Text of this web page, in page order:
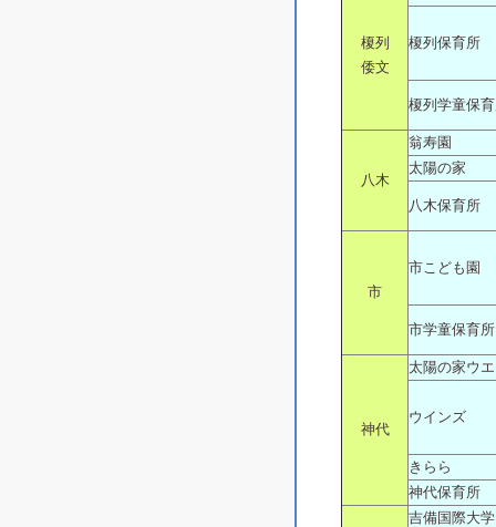
榎列
倭文
榎列保育所
榎列学童保
八木
翁寿園
太陽の家
八木保育所
市
市こども園
市学童保育所
神代
太陽の家ウ
ウインズ
きらら
神代保育所
吉備国際大学